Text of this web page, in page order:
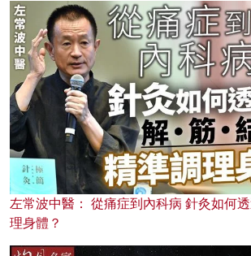
左常波中醫： 從痛症到內科病 針灸如何
理身體？